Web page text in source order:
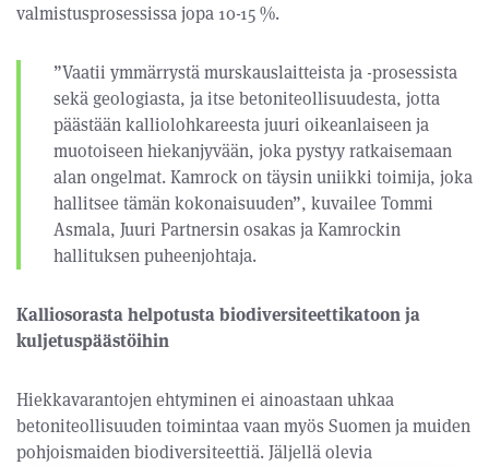
valmistusprosessissa jopa 10-15 %.
”Vaatii ymmärrystä murskauslaitteista ja -prosessista
sekä geologiasta, ja itse betoniteollisuudesta, jotta
päästään kalliolohkareesta juuri oikeanlaiseen ja
muotoiseen hiekanjyvään, joka pystyy ratkaisemaan
alan ongelmat. Kamrock on täysin uniikki toimija, joka
hallitsee tämän kokonaisuuden”, kuvailee Tommi
Asmala, Juuri Partnersin osakas ja Kamrockin
hallituksen puheenjohtaja.
Kalliosorasta helpotusta biodiversiteettikatoon ja
kuljetuspäästöihin
Hiekkavarantojen ehtyminen ei ainoastaan uhkaa
betoniteollisuuden toimintaa vaan myös Suomen ja muiden
pohjoismaiden biodiversiteettiä. Jäljellä olevia